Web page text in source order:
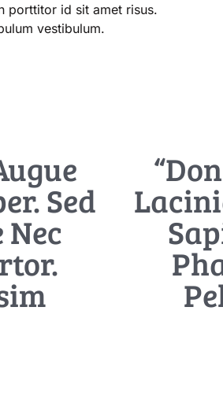
porttitor id sit amet risus.
vestibulum.
Sed